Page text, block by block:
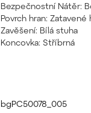
Bezpečnostní Nátěr:
Povrch hran: Zatavené
Zavěšení: Bílá stuha
Koncovka: Stříbrná
bgPC50078_005